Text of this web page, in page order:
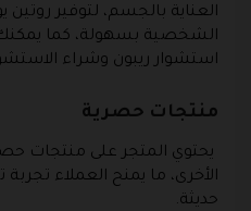
العناية بالجسم، لتوفير روتين
الشخصية بسهولة، كما
استشوار ريبون وشراء
منتجات حصرية
يحتوي المتجر على منتجات
الأخرى، ما يمنح العملاء
حديثة.